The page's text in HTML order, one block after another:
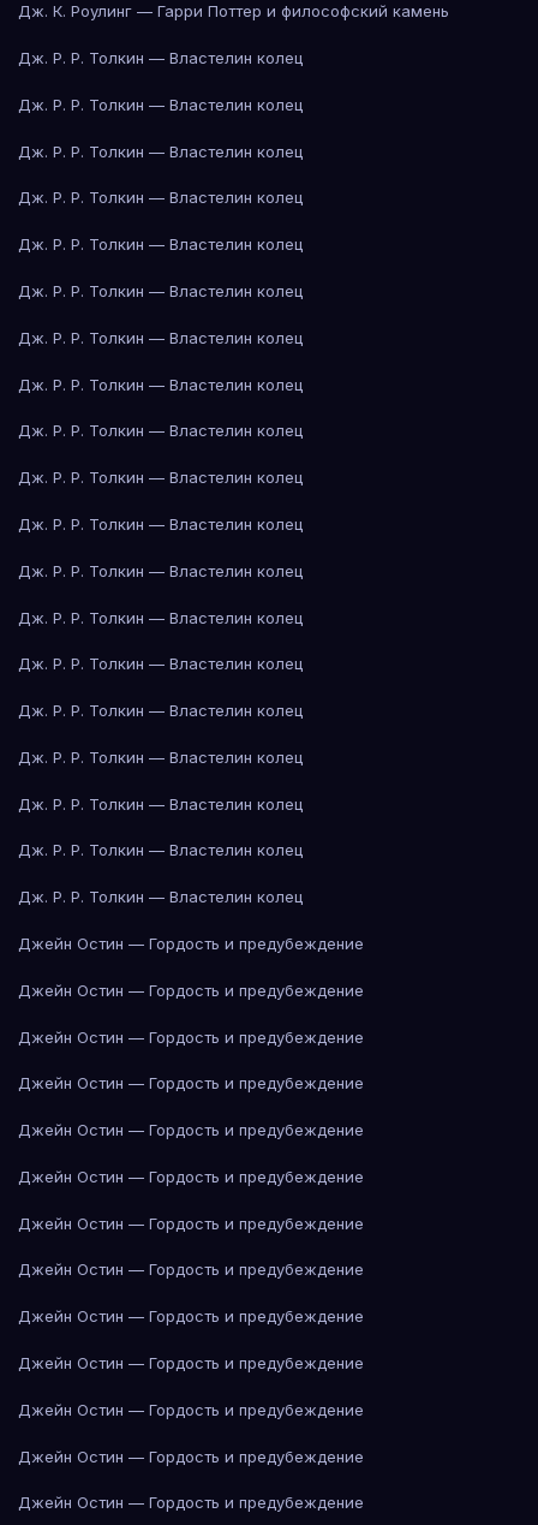
Дж. К. Роулинг — Гарри Поттер и философский камень
Дж. Р. Р. Толкин — Властелин колец
Дж. Р. Р. Толкин — Властелин колец
Дж. Р. Р. Толкин — Властелин колец
Дж. Р. Р. Толкин — Властелин колец
Дж. Р. Р. Толкин — Властелин колец
Дж. Р. Р. Толкин — Властелин колец
Дж. Р. Р. Толкин — Властелин колец
Дж. Р. Р. Толкин — Властелин колец
Дж. Р. Р. Толкин — Властелин колец
Дж. Р. Р. Толкин — Властелин колец
Дж. Р. Р. Толкин — Властелин колец
Дж. Р. Р. Толкин — Властелин колец
Дж. Р. Р. Толкин — Властелин колец
Дж. Р. Р. Толкин — Властелин колец
Дж. Р. Р. Толкин — Властелин колец
Дж. Р. Р. Толкин — Властелин колец
Дж. Р. Р. Толкин — Властелин колец
Дж. Р. Р. Толкин — Властелин колец
Дж. Р. Р. Толкин — Властелин колец
Джейн Остин — Гордость и предубеждение
Джейн Остин — Гордость и предубеждение
Джейн Остин — Гордость и предубеждение
Джейн Остин — Гордость и предубеждение
Джейн Остин — Гордость и предубеждение
Джейн Остин — Гордость и предубеждение
Джейн Остин — Гордость и предубеждение
Джейн Остин — Гордость и предубеждение
Джейн Остин — Гордость и предубеждение
Джейн Остин — Гордость и предубеждение
Джейн Остин — Гордость и предубеждение
Джейн Остин — Гордость и предубеждение
Джейн Остин — Гордость и предубеждение